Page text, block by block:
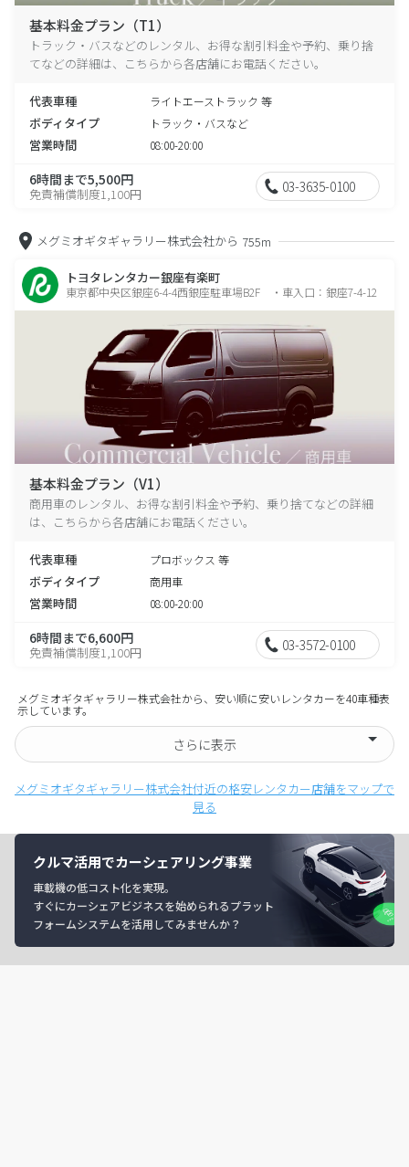
基本料金プラン（T1）
トラック・バスなどのレンタル、お得な割引料金や予約、乗り捨
てなどの詳細は、こちらから各店舗にお電話ください。
代表車種 ライトエーストラック 等
ボディタイプ トラック・バスなど
営業時間 08:00-20:00
6時間まで5,500円
免責補償制度1,100円 03-3635-0100
メグミオギタギャラリー株式会社から 755m
トヨタレンタカー銀座有楽町
東京都中央区銀座6-4-4西銀座駐車場B2F ・車入口：銀座7-4-12
基本料金プラン（V1）
商用車のレンタル、お得な割引料金や予約、乗り捨てなどの詳細
は、こちらから各店舗にお電話ください。
代表車種 プロボックス 等
ボディタイプ 商用車
営業時間 08:00-20:00
6時間まで6,600円
免責補償制度1,100円 03-3572-0100
メグミオギタギャラリー株式会社から、安い順に安いレンタカーを40車種表
示しています。
さらに表示
メグミオギタギャラリー株式会社付近の格安レンタカー店舗をマップで
見る
クルマ活用でカーシェアリング事業
車載機の低コスト化を実現。
すぐにカーシェアビジネスを始められるプラット
フォームシステムを活用してみませんか？